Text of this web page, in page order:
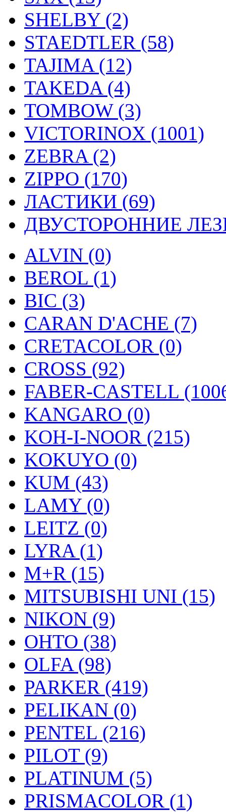
SHELBY (2)
STAEDTLER (58)
TAJIMA (12)
TAKEDA (4)
TOMBOW (3)
VICTORINOX (1001)
ZEBRA (2)
ZIPPO (170)
ЛАСТИКИ (69)
ДВУСТОРОННИЕ
ALVIN (0)
BEROL (1)
BIC (3)
CARAN D'ACHE (7)
CRETACOLOR (0)
CROSS (92)
FABER-CASTELL
KANGARO (0)
KOH-I-NOOR (215)
KOKUYO (0)
KUM (43)
LAMY (0)
LEITZ (0)
LYRA (1)
M+R (15)
MITSUBISHI UNI (15)
NIKON (9)
OHTO (38)
OLFA (98)
PARKER (419)
PELIKAN (0)
PENTEL (216)
PILOT (9)
PLATINUM (5)
PRISMACOLOR (1)